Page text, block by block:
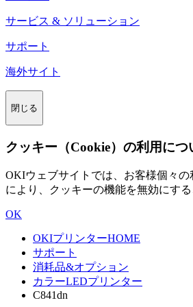
サービス & ソリューション
サポート
海外サイト
閉じる
クッキー（Cookie）の利用につ
OKIウェブサイトでは、お客様個々
により、クッキーの機能を無効にす
OK
OKIプリンターHOME
サポート
消耗品&オプション
カラーLEDプリンター
C841dn